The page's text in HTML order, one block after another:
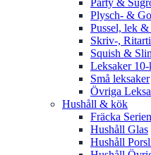
Party &
Plysch- &
Pussel, lek &
Skriv-,
Squish &
Leksaker
Små leksaker
Övriga
Hushåll & kök
Fräcka Serien
Hushåll Glas
Hushåll